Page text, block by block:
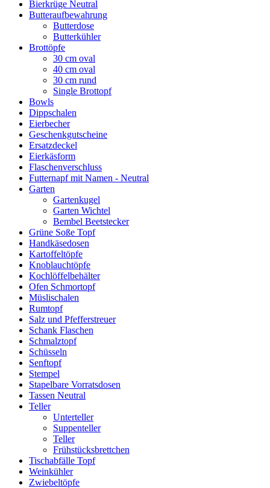
Bierkrüge Neutral
Butteraufbewahrung
Butterdose
Butterkühler
Brottöpfe
30 cm oval
40 cm oval
30 cm rund
Single Brottopf
Bowls
Dippschalen
Eierbecher
Geschenkgutscheine
Ersatzdeckel
Eierkäsform
Flaschenverschluss
Futternapf mit Namen - Neutral
Garten
Gartenkugel
Garten Wichtel
Bembel Beetstecker
Grüne Soße Topf
Handkäsedosen
Kartoffeltöpfe
Knoblauchtöpfe
Kochlöffelbehälter
Ofen Schmortopf
Müslischalen
Rumtopf
Salz und Pfefferstreuer
Schank Flaschen
Schmalztopf
Schüsseln
Senftopf
Stempel
Stapelbare Vorratsdosen
Tassen Neutral
Teller
Unterteller
Suppenteller
Teller
Frühstücksbrettchen
Tischabfälle Topf
Weinkühler
Zwiebeltöpfe